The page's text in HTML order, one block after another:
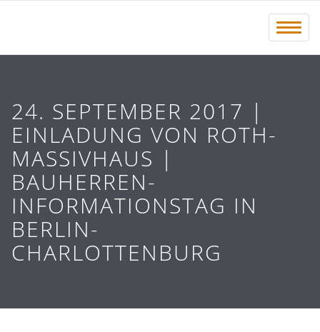
Menü
24. SEPTEMBER 2017 |
EINLADUNG VON ROTH-
MASSIVHAUS |
BAUHERREN-
INFORMATIONSTAG IN
BERLIN-
CHARLOTTENBURG